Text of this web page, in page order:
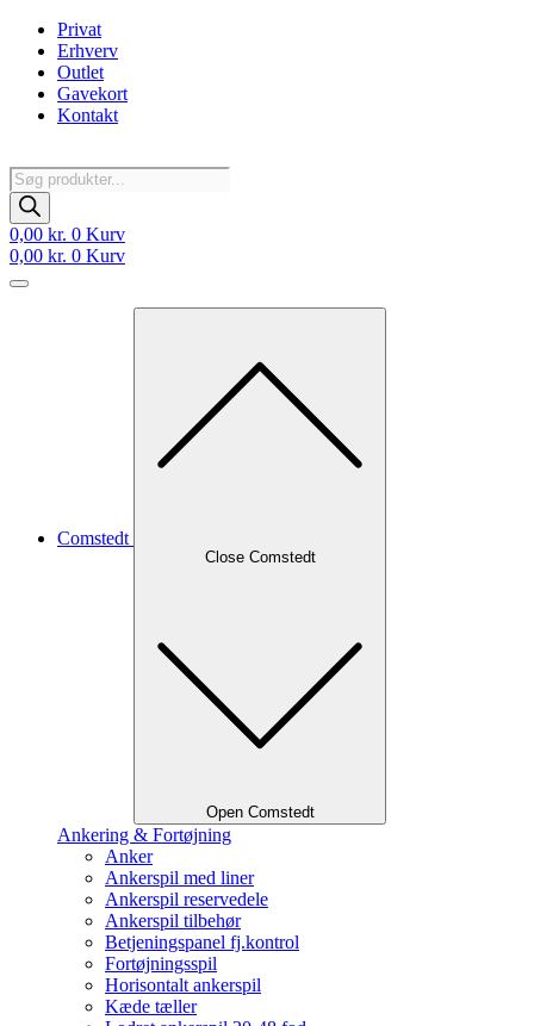
Videre
indhold
Privat
Erhverv
Outlet
Gavekort
Kontakt
Products
search
0,00 kr. 0 Kurv
0,00 kr. 0 Kurv
Comstedt
Close Comstedt
Open Comstedt
Ankering & Fortøjning
Anker
Ankerspil med liner
Ankerspil reservedele
Ankerspil tilbehør
Betjeningspanel fj.kontrol
Fortøjningsspil
Horisontalt ankerspil
Kæde tæller